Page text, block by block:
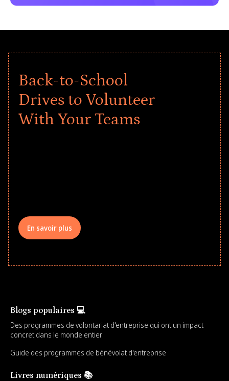
Back-to-School
Drives to Volunteer
With Your Teams
En savoir plus
Blogs populaires 💻
Des programmes de volontariat d'entreprise qui ont un impact
concret dans le monde entier
Guide des programmes de bénévolat d'entreprise
Livres numériques 📚